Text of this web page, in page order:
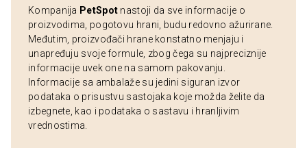
Kompanija PetSpot nastoji da sve informacije o
proizvodima, pogotovu hrani, budu redovno ažurirane.
Međutim, proizvođači hrane konstatno menjaju i
unapređuju svoje formule, zbog čega su najpreciznije
informacije uvek one na samom pakovanju.
Informacije sa ambalaže su jedini siguran izvor
podataka o prisustvu sastojaka koje možda želite da
izbegnete, kao i podataka o sastavu i hranljivim
vrednostima.